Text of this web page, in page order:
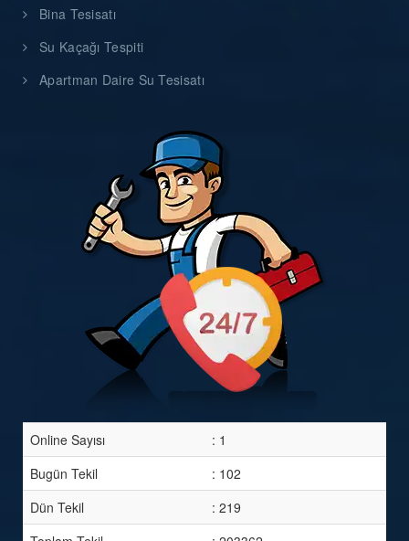
Bina Tesisatı
Su Kaçağı Tespiti
Apartman Daire Su Tesisatı
Online Sayısı
: 1
Bugün Tekil
: 102
Dün Tekil
: 219